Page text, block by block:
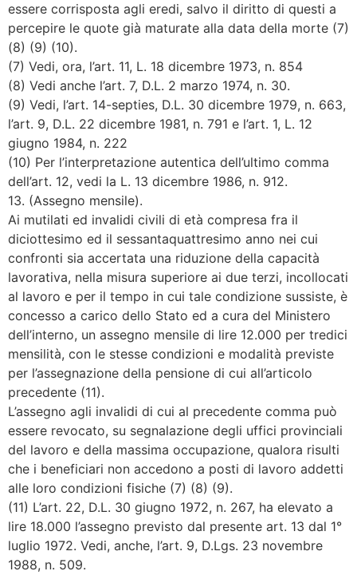
essere corrisposta agli eredi, salvo il diritto di questi a
percepire le quote già maturate alla data della morte (7)
(8) (9) (10).
(7) Vedi, ora, l’art. 11, L. 18 dicembre 1973, n. 854
(8) Vedi anche l’art. 7, D.L. 2 marzo 1974, n. 30.
(9) Vedi, l’art. 14-septies, D.L. 30 dicembre 1979, n. 663,
l’art. 9, D.L. 22 dicembre 1981, n. 791 e l’art. 1, L. 12
giugno 1984, n. 222
(10) Per l’interpretazione autentica dell’ultimo comma
dell’art. 12, vedi la L. 13 dicembre 1986, n. 912.
13. (Assegno mensile).
Ai mutilati ed invalidi civili di età compresa fra il
diciottesimo ed il sessantaquattresimo anno nei cui
confronti sia accertata una riduzione della capacità
lavorativa, nella misura superiore ai due terzi, incollocati
al lavoro e per il tempo in cui tale condizione sussiste, è
concesso a carico dello Stato ed a cura del Ministero
dell’interno, un assegno mensile di lire 12.000 per tredici
mensilità, con le stesse condizioni e modalità previste
per l’assegnazione della pensione di cui all’articolo
precedente (11).
L’assegno agli invalidi di cui al precedente comma può
essere revocato, su segnalazione degli uffici provinciali
del lavoro e della massima occupazione, qualora risulti
che i beneficiari non accedono a posti di lavoro addetti
alle loro condizioni fisiche (7) (8) (9).
(11) L’art. 22, D.L. 30 giugno 1972, n. 267, ha elevato a
lire 18.000 l’assegno previsto dal presente art. 13 dal 1°
luglio 1972. Vedi, anche, l’art. 9, D.Lgs. 23 novembre
1988, n. 509.